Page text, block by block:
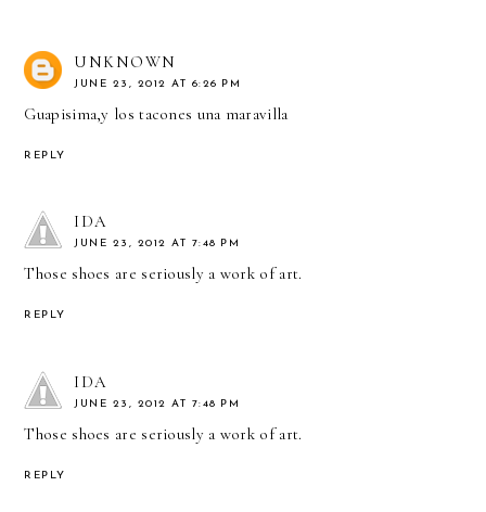
UNKNOWN
JUNE 23, 2012 AT 6:26 PM
Guapisima,y los tacones una maravilla
REPLY
IDA
JUNE 23, 2012 AT 7:48 PM
Those shoes are seriously a work of art.
REPLY
IDA
JUNE 23, 2012 AT 7:48 PM
Those shoes are seriously a work of art.
REPLY